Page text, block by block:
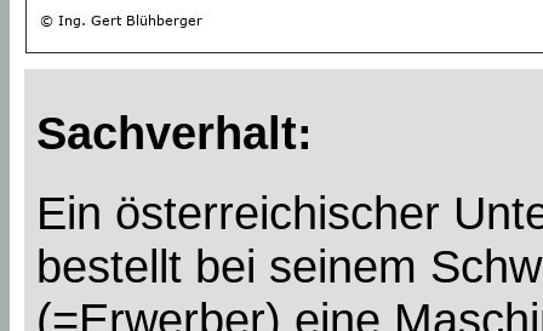
Sachverhalt:
Ein österreichischer
bestellt bei seinem
(=Erwerber) eine